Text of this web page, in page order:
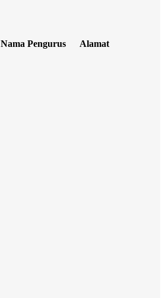
Nama Pengurus Alamat